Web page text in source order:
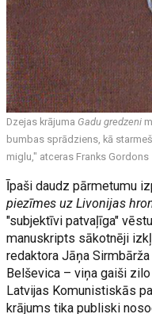
Dzejas krājuma Gadu gredzeni
bumbas sprādziens, kā
miglu," atceras Franks Gordons
Īpaši daudz pārmetumu
piezīmes uz Livonijas
"subjektīvi patvaļīga"
manuskripts sākotnēji
redaktora Jāņa
Belševica – viņa gaiši
Latvijas Komunistiskās
krājums tika publiski